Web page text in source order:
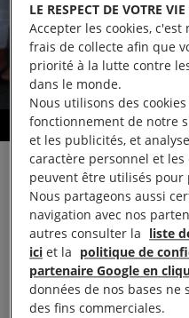
Stand d'information
LA VIE DU
Présentation
LE RESPECT DE VOTRE
Accepter les cookies,
frais de collecte afin que
priorité à la lutte contre
dans le monde.
Nous utilisons des
fonctionnement de notre
et les publicités, et
caractère personnel et
peuvent être utilisés pour
Nous partageons aussi
navigation avec nos
autres consulter la liste
ici et la politique de
partenaire Google en
données de nos bases ne
des fins commerciales.